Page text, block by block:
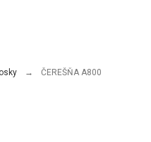
ČEREŠŇA A800